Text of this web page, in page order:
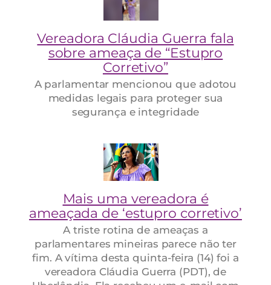
Vereadora Cláudia Guerra fala
sobre ameaça de “Estupro
Corretivo”
A parlamentar mencionou que adotou
medidas legais para proteger sua
segurança e integridade
Mais uma vereadora é
ameaçada de ‘estupro corretivo’
A triste rotina de ameaças a
parlamentares mineiras parece não ter
fim. A vítima desta quinta-feira (14) foi a
vereadora Cláudia Guerra (PDT), de